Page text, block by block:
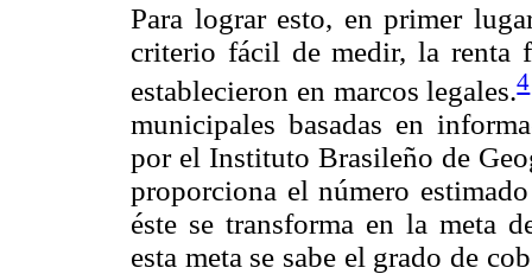
Para lograr esto, en primer
criterio fácil de medir, la renta
establecieron en marcos legales.4
municipales basadas en
por el Instituto Brasileño de
proporciona el número
éste se transforma en la meta
esta meta se sabe el grado de